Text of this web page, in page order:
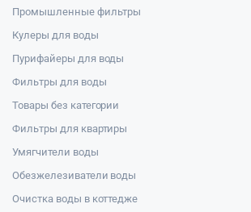
Промышленные фильтры
Кулеры для воды
Пурифайеры для воды
Фильтры для воды
Товары без категории
Фильтры для квартиры
Умягчители воды
Обезжелезиватели воды
Очистка воды в коттедже